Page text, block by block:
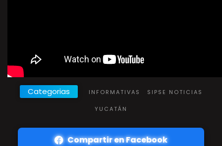
Categorias INFORMATIVAS SIPSE NOTICIAS
YUCATÁN
Compartir en Facebook